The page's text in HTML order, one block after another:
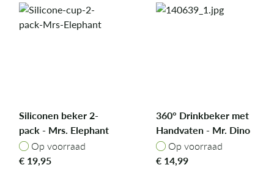
Siliconen beker 2-
pack - Mrs. Elephant
Op voorraad
Op voorraad
€ 19,95
360° Drinkbeker met
Handvaten - Mr. Dino
Op voorraad
Op voorraad
€ 14,99